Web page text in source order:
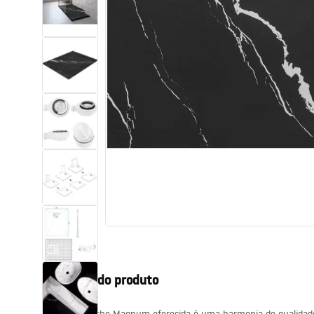
Sanitas, lavatórios
Lava-louças e lavatórios de casa
de banho
Cabinas de duche de casa de
banho
Misturadores de casa de banho
Chuveiros de casa de banho
Cozinha
Acessórios de casa de banho,
Descrição do produto